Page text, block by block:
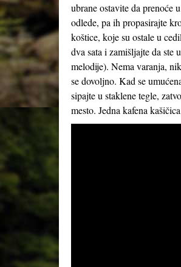
ubrane ostavite da prenoće
odlede, pa ih propasirajte
koštice, koje su ostale u
dva sata i zamišljajte da ste
melodije). Nema varanja,
se dovoljno. Kad se
sipajte u staklene tegle,
mesto. Jedna kafena